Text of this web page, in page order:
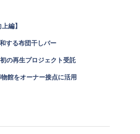
編】
する布団干しバー
の再生プロジェクト受託
館をオーナー接点に活用